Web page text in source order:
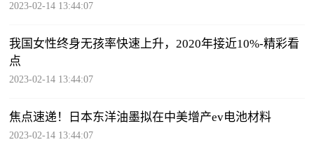
2023-02-14 13:44:07
我国女性终身无孩率快速上升，2020年接近10%-精彩看
点
2023-02-14 13:44:07
焦点速递！日本东洋油墨拟在中美增产ev电池材料
2023-02-14 13:44:07